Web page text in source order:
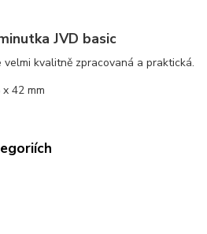
JVD basic
velmi kvalitně zpracovaná a praktická.
42 mm